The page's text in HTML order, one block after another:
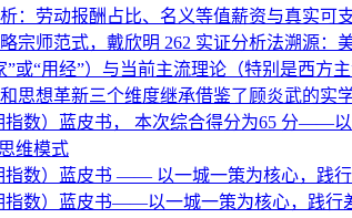
：劳动报酬占比、名义等值薪资与真实可
宗师范式，戴欣明 262 实证分析法溯源：
或“用经”）与当前主流理论（特别是西方
思想革新三个维度继承借鉴了顾炎武的实
指数）蓝皮书， 本次综合得分为65 分——
维模式
指数）蓝皮书 —— 以一城一策为核心，践
指数）蓝皮书——以一城一策为核心，践行